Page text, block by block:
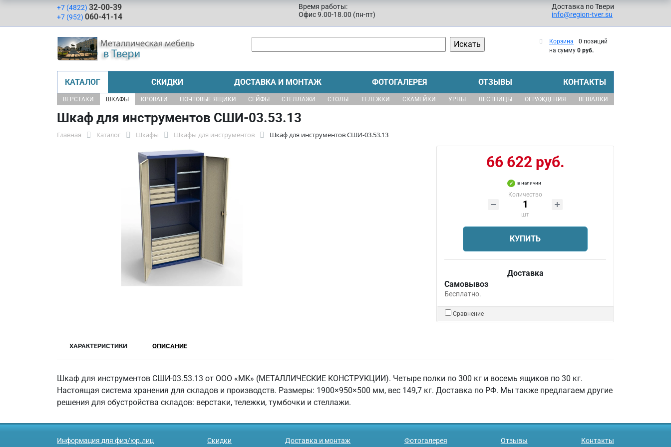
+7 (4822) 32-00-39
+7 (952) 060-41-14
Время работы:
Офис 9.00-18.00 (пн-пт)
Доставка по Твери
info@region-tver.su
Корзина
0 позиций
на сумму 0 руб.
КАТАЛОГ СКИДКИ ДОСТАВКА И МОНТАЖ ФОТОГАЛЕРЕЯ ОТЗЫВЫ КОНТАКТЫ
ВЕРСТАКИ ШКАФЫ КРОВАТИ ПОЧТОВЫЕ ЯЩИКИ СЕЙФЫ СТЕЛЛАЖИ СТОЛЫ ТЕЛЕЖКИ СКАМЕЙКИ УРНЫ ЛЕСТНИЦЫ ОГРАЖДЕНИЯ ВЕШАЛКИ
Шкаф для инструментов СШИ-03.53.13
Главная Каталог Шкафы Шкафы для инструментов Шкаф для инструментов СШИ-03.53.13
66 622 руб.
в наличии
Количество
шт
КУПИТЬ
Доставка
Самовывоз
Бесплатно.
Сравнение
ХАРАКТЕРИСТИКИ ОПИСАНИЕ
Шкаф для инструментов СШИ-03.53.13 от ООО «МК» (МЕТАЛЛИЧЕСКИЕ КОНСТРУКЦИИ). Четыре полки по 300 кг и восемь ящиков по 30 кг.
Настоящая система хранения для складов и производств. Размеры: 1900×950×500 мм, вес 149,7 кг. Доставка по РФ. Мы также предлагаем другие
решения для обустройства складов: верстаки, тележки, тумбочки и стеллажи.
Информация для физ/юр.лиц Скидки Доставка и монтаж Фотогалерея Отзывы Контакты